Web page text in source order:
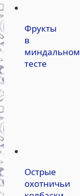
Фрукты
в
миндальном
тесте
Острые
охотничьи